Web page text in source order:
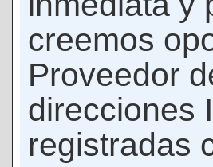
creemos
Proveedor
direcciones
registradas